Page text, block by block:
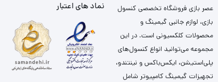
عصر بازی فروشگاه تخصصی کنسول
بازی، لوازم جانبی گیمینگ و
محصولات کلکسیونی است. در این
مجموعه می‌توانید انواع کنسول‌های
پلی‌استیشن، ایکس‌باکس و نینتندو،
تجهیزات گیمینگ کامپیوتر شامل
نماد های اعتبار